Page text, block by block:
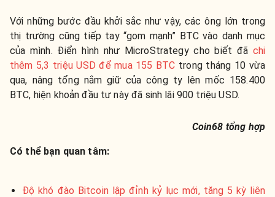
Với những bước đầu khởi sắc như vậy, các ông lớn trong
thị trường cũng tiếp tay “gom mạnh” BTC vào danh mục
của mình. Điển hình như MicroStrategy cho biết đã chi
thêm 5,3 triệu USD để mua 155 BTC trong tháng 10 vừa
qua, nâng tổng nắm giữ của công ty lên mốc 158.400
BTC, hiện khoản đầu tư này đã sinh lãi 900 triệu USD.
Coin68 tổng hợp
Có thể bạn quan tâm:
Độ khó đào Bitcoin lập đỉnh kỷ lục mới, tăng 5 kỳ liên